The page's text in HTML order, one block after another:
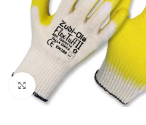
Haga Click para agrandar